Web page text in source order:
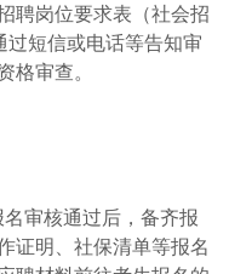
聘岗位要求表（社会招
短信或电话等告知审
格审查。
名审核通过后，备齐报
证明、社保清单等报名